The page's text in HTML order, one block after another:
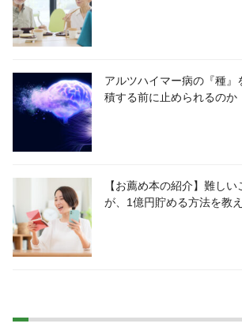
アルツハイマー病の『種
積する前に止められるのか
【お薦め本の紹介】難し
が、1億円貯める方法を教